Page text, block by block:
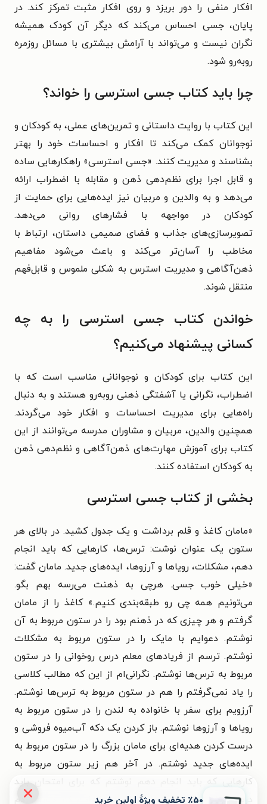
افکار منفی را دور بریزد و روی افکار مثبت تمرکز کند. در
پایان، جسی احساس می‌کند که دیگر آن کودک همیشه
نگران نیست و می‌تواند با آرامش بیشتری با مسائل روزمره
روبه‌رو شود.
چرا باید کتاب جسی استرسی را خواند؟
این کتاب با روایت داستانی و تمرین‌های عملی، به کودکان و
نوجوانان کمک می‌کند تا افکار و احساسات خود را بهتر
بشناسند و مدیریت کنند. «جسی استرسی» راهکارهایی ساده
و قابل اجرا برای نظم‌دهی ذهن و مقابله با اضطراب ارائه
می‌دهد و به والدین و مربیان نیز ایده‌هایی برای حمایت از
کودکان در مواجهه با فشارهای روانی می‌دهد.
تصویرسازی‌های جذاب و فضای صمیمی داستان، ارتباط با
مخاطب را آسان‌تر می‌کند و باعث می‌شود مفاهیم
ذهن‌آگاهی و مدیریت استرس به شکلی ملموس و قابل‌فهم
منتقل شوند.
خواندن کتاب جسی استرسی را به چه
کسانی پیشنهاد می‌کنیم؟
این کتاب برای کودکان و نوجوانانی مناسب است که با
اضطراب، نگرانی یا آشفتگی ذهنی روبه‌رو هستند و به دنبال
راه‌هایی برای مدیریت احساسات و افکار خود می‌گردند.
همچنین والدین، مربیان و مشاوران مدرسه می‌توانند از این
کتاب برای آموزش مهارت‌های ذهن‌آگاهی و نظم‌دهی ذهن
به کودکان استفاده کنند.
بخشی از کتاب جسی استرسی
«مامان کاغذ و قلم برداشت و یک جدول کشید. در بالای هر
ستون یک عنوان نوشت: ترس‌ها، کارهایی که باید انجام
دهم، مشکلات، رویاها و آرزوها، ایده‌های جدید. مامان گفت:
«خیلی خوب جسی. هرچی به ذهنت می‌رسه بهم بگو.
می‌تونیم همه چی رو طبقه‌بندی کنیم.» کاغذ را از مامان
گرفتم و هر چیزی که در ذهنم بود را در ستون مربوط به آن
نوشتم. دعوایم با مایک را در ستون مربوط به مشکلات
نوشتم. ترسم از فریادهای معلم درس روخوانی را در ستون
مربوط به ترس‌ها نوشتم. نگرانی‌ام از این که مطالب کلاسی
را یاد نمی‌گرفتم را هم در ستون مربوط به ترس‌ها نوشتم.
آرزویم برای سفر با خانواده به لندن را در ستون مربوط به
رویاها و آرزوها نوشتم. باز کردن یک دکه آب‌میوه فروشی و
درست کردن هدیه‌ای برای مامان بزرگ را در ستون مربوط به
ایده‌های جدید نوشتم. در آخر هم زیر ستون مربوط به
کارهایی که باید انجام دهم نوشتم که برای امتحان باید
درس ریاضی را بخوانم. بلافاصله بعد از این کار حس کردم
٪۵۰ تخفیف ویژۀ اولین خرید